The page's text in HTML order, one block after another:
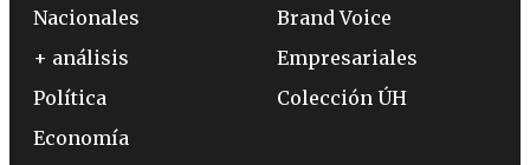
Nacionales
+ análisis
Política
Economía
Brand Voice
Empresariales
Colección ÚH